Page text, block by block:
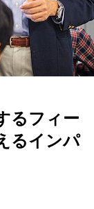
るフィー
るインパ